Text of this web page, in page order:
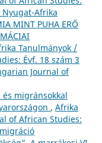
Nyugat-Afrika
MINT PUHA ERŐ
Tanulmányok /
Évf. 18 szám 3
Journal of
migránsokkal
, Afrika
of African Studies: